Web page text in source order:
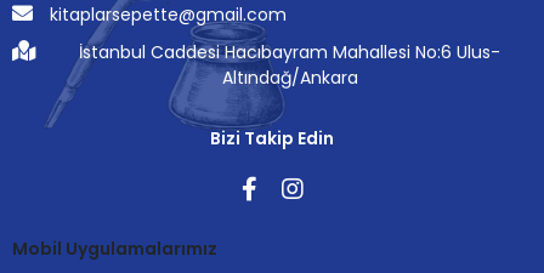
kitaplarsepette@gmail.com
İstanbul Caddesi Hacıbayram Mahallesi No:6 Ulus-
Altındağ/Ankara
Bizi Takip Edin
Mobil Uygulamalarımız